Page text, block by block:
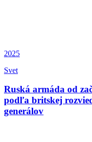
2025
Svet
Ruská armáda od
podľa britskej
generálov